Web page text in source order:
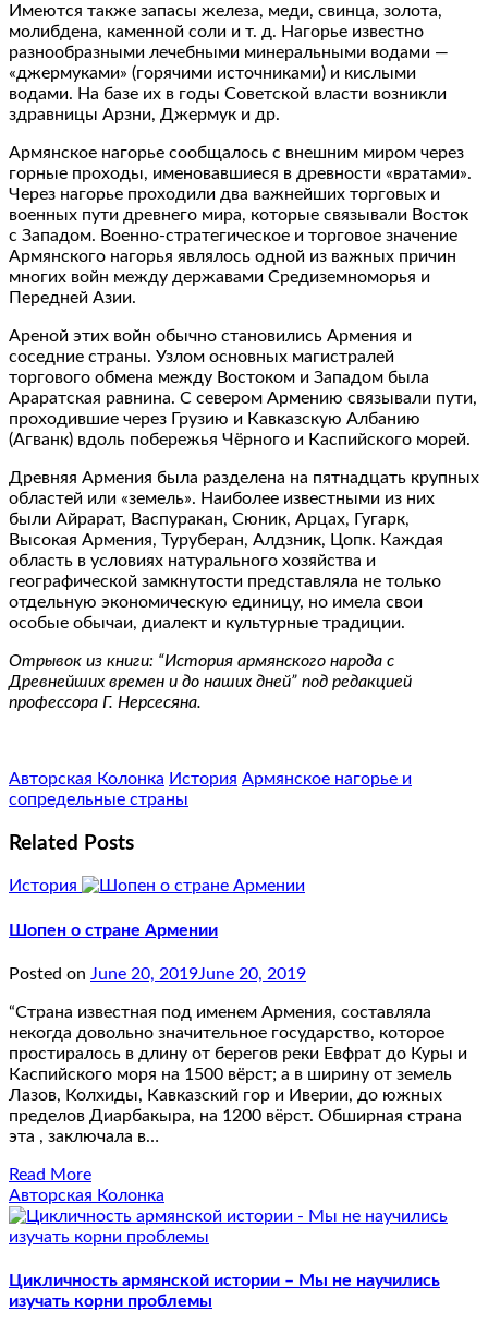
Имеются также запасы железа, меди, свинца, золота,
молибдена, каменной соли и т. д. Нагорье известно
разнообразными лечебными минеральными водами —
«джермуками» (горячими источниками) и кислыми
водами. На базе их в годы Советской власти возникли
здравницы Арзни, Джермук и др.
Армянское нагорье сообщалось с внешним миром через
горные проходы, именовавшиеся в древности «вратами».
Через нагорье проходили два важнейших торговых и
военных пути древнего мира, которые связывали Восток
с Западом. Военно‐стратегическое и торговое значение
Армянского нагорья являлось одной из важных причин
многих войн между державами Средиземноморья и
Передней Азии.
Ареной этих войн обычно становились Армения и
соседние страны. Узлом основных магистралей
торгового обмена между Востоком и Западом была
Араратская равнина. С севером Армению связывали пути,
проходившие через Грузию и Кавказскую Албанию
(Агванк) вдоль побережья Чёрного и Каспийского морей.
Древняя Армения была разделена на пятнадцать крупных
областей или «земель». Наиболее известными из них
были Айрарат, Васпуракан, Сюник, Арцах, Гугарк,
Высокая Армения, Туруберан, Алдзник, Цопк. Каждая
область в условиях натурального хозяйства и
географической замкнутости представляла не только
отдельную экономическую единицу, но имела свои
особые обычаи, диалект и культурные традиции.
Отрывок из книги: “История армянского народа с
Древнейших времен и до наших дней” под редакцией
профессора Г. Нерсесяна.
Авторская Колонка История Армянское нагорье и
сопредельные страны
Related Posts
История
Шопен о стране Армении
Posted on June 20, 2019June 20, 2019
“Страна известная под именем Армения, составляла
некогда довольно значительное государство, которое
простиралось в длину от берегов реки Евфрат до Куры и
Каспийского моря на 1500 вёрст; а в ширину от земель
Лазов, Колхиды, Кавказский гор и Иверии, до южных
пределов Диарбакыра, на 1200 вёрст. Обширная страна
эта , заключала в…
Read More
Авторская Колонка
Цикличность армянской истории – Мы не научились
изучать корни проблемы